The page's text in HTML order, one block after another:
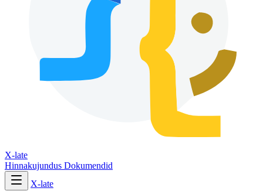
X-late
Hinnakujundus Dokumendid
X-late